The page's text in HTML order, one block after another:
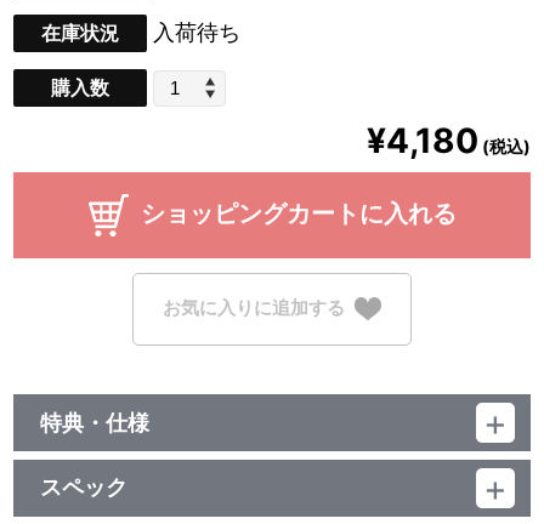
在庫状況 入荷待ち
購入数
¥4,180 (税込)
ショッピングカートに入れる
お気に入りに追加する
特典・仕様
映像特典
・特報
スペック